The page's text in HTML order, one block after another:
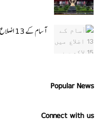
آسام کے 13 اضلاع میں 15 لاکھ سے زائد افراد سیلاب سے متاثر
Popular News
Connect with us